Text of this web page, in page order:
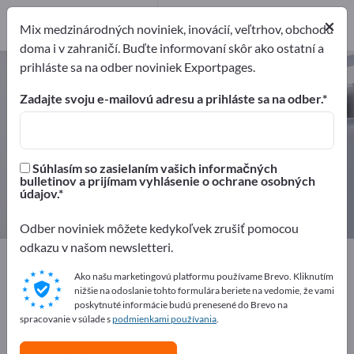
Ochranné vybavenia – nájdite
výrobcov a dodávateľov
Distribútorov
Exportpages
Bezpečnosť & ochrana
Ochranné vybavenia
Inzerujte zadarmo na Exportpages!
Potreby – Ponuky – Použité tovary – Obchodné
×
Mix medzinárodných noviniek, inovácií, veľtrhov, obchodu
doma i v zahraničí. Buďte informovaní skôr ako ostatní a
prihláste sa na odber noviniek Exportpages.
Zadajte svoju e-mailovú adresu a prihláste sa na odber.
Súhlasím so zasielaním vašich informačných
bulletinov a prijímam vyhlásenie o ochrane osobných
údajov.
Odber noviniek môžete kedykoľvek zrušiť pomocou
odkazu v našom newsletteri.
Ako našu marketingovú platformu používame Brevo. Kliknutím
nižšie na odoslanie tohto formulára beriete na vedomie, že vami
poskytnuté informácie budú prenesené do Brevo na
spracovanie v súlade spodmienkami používania.